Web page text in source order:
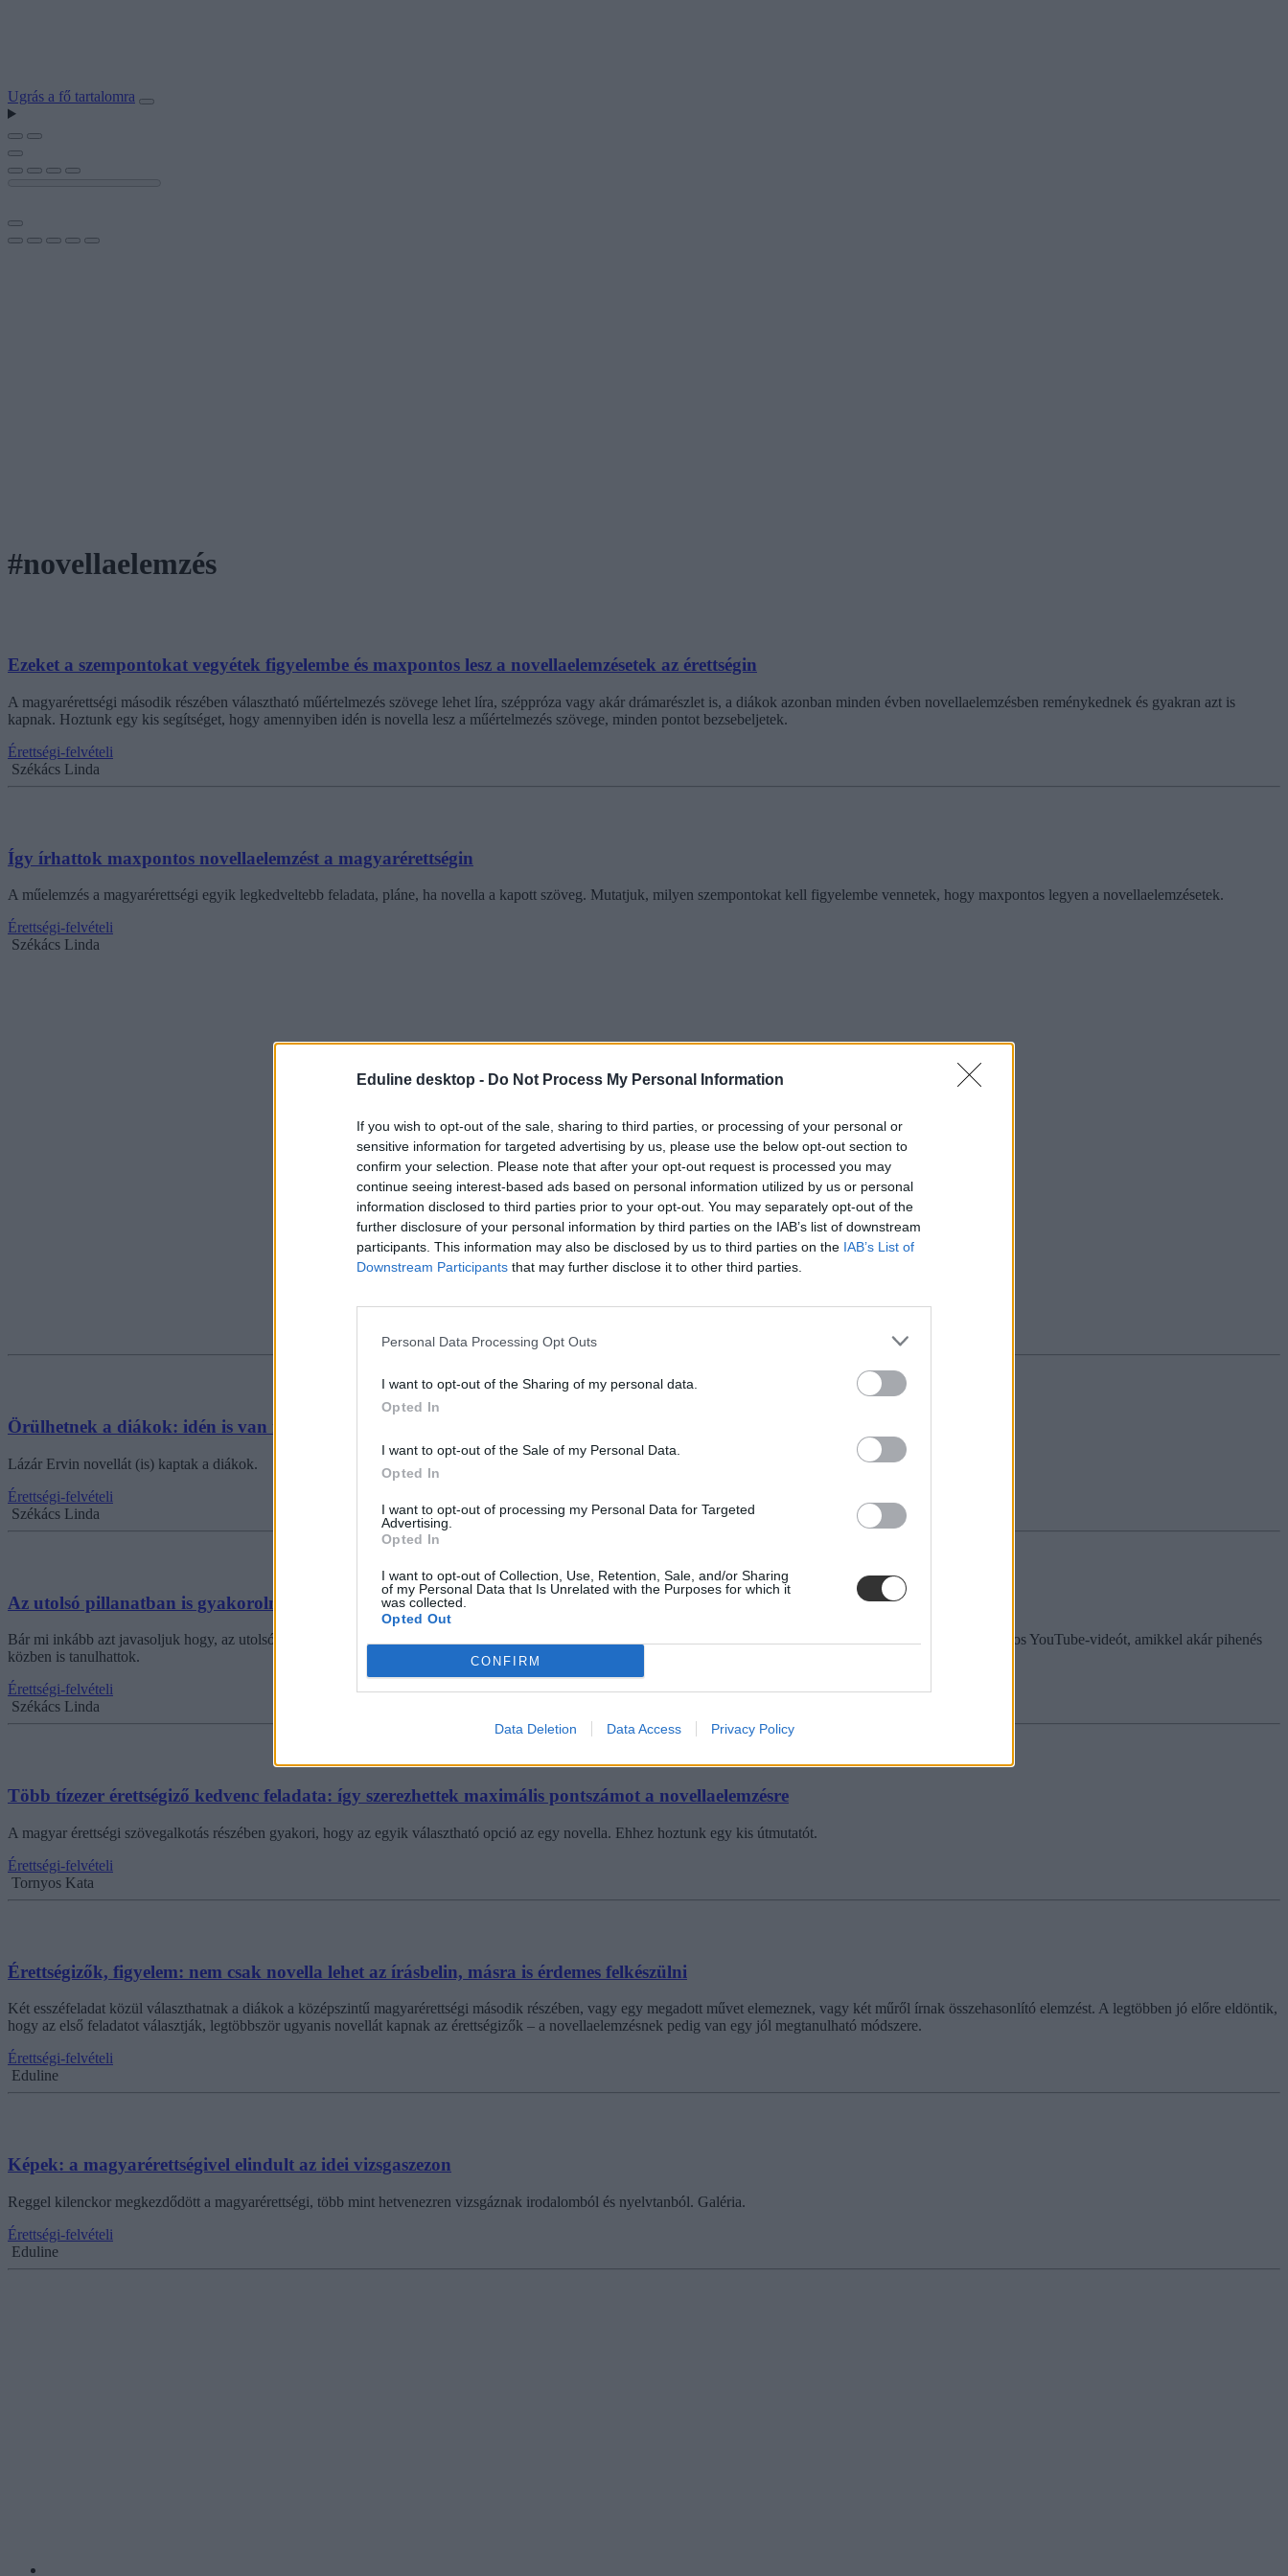
Eduline desktop - Do Not Process My Personal Information
If you wish to opt-out of the sale, sharing to third parties, or processing of your personal or
sensitive information for targeted advertising by us, please use the below opt-out section to
confirm your selection. Please note that after your opt-out request is processed you may
continue seeing interest-based ads based on personal information utilized by us or personal
information disclosed to third parties prior to your opt-out. You may separately opt-out of the
further disclosure of your personal information by third parties on the IAB’s list of downstream
participants. This information may also be disclosed by us to third parties on the IAB’s List of
Downstream Participants that may further disclose it to other third parties.
Personal Data Processing Opt Outs
I want to opt-out of the Sharing of my personal data.
Opted In
I want to opt-out of the Sale of my Personal Data.
Opted In
I want to opt-out of processing my Personal Data for Targeted
Advertising.
Opted In
I want to opt-out of Collection, Use, Retention, Sale, and/or Sharing
of my Personal Data that Is Unrelated with the Purposes for which it
was collected.
Opted Out
CONFIRM
Data Deletion Data Access Privacy Policy
Ugrás a fő tartalomra
#novellaelemzés
Ezeket a szempontokat vegyétek figyelembe és maxpontos lesz a novellaelemzésetek az érettségin
A magyarérettségi második részében választható műértelmezés szövege lehet líra, széppróza vagy akár drámarészlet is, a diákok azonban minden évben novellaelemzésben reménykednek és gyakran azt is
kapnak. Hoztunk egy kis segítséget, hogy amennyiben idén is novella lesz a műértelmezés szövege, minden pontot bezsebeljetek.
Érettségi-felvételi
Székács Linda
Így írhattok maxpontos novellaelemzést a magyarérettségin
A műelemzés a magyarérettségi egyik legkedveltebb feladata, pláne, ha novella a kapott szöveg. Mutatjuk, milyen szempontokat kell figyelembe vennetek, hogy maxpontos legyen a novellaelemzésetek.
Érettségi-felvételi
Székács Linda
Örülhetnek a diákok: idén is van novellaelemzés a magyarérettségi második részében
Lázár Ervin novellát (is) kaptak a diákok.
Érettségi-felvételi
Székács Linda
Az utolsó pillanatban is gyakorolnátok? Itt egy YouTube-csatorna, amin rengeteg segítséget találtok
Bár mi inkább azt javasoljuk hogy, az utolsó néhány napot pihenéssel és kikapcsolódással töltsétek, hogy frissek legyetek a jövőheti vizsgákra, mutatunk néhány hasznos YouTube-videót, amikkel akár pihenés
közben is tanulhattok.
Érettségi-felvételi
Székács Linda
Több tízezer érettségiző kedvenc feladata: így szerezhettek maximális pontszámot a novellaelemzésre
A magyar érettségi szövegalkotás részében gyakori, hogy az egyik választható opció az egy novella. Ehhez hoztunk egy kis útmutatót.
Érettségi-felvételi
Tornyos Kata
Érettségizők, figyelem: nem csak novella lehet az írásbelin, másra is érdemes felkészülni
Két esszéfeladat közül választhatnak a diákok a középszintű magyarérettségi második részében, vagy egy megadott művet elemeznek, vagy két műről írnak összehasonlító elemzést. A legtöbben jó előre eldöntik,
hogy az első feladatot választják, legtöbbször ugyanis novellát kapnak az érettségizők – a novellaelemzésnek pedig van egy jól megtanulható módszere.
Érettségi-felvételi
Eduline
Képek: a magyarérettségivel elindult az idei vizsgaszezon
Reggel kilenckor megkezdődött a magyarérettségi, több mint hetvenezren vizsgáznak irodalomból és nyelvtanból. Galéria.
Érettségi-felvételi
Eduline